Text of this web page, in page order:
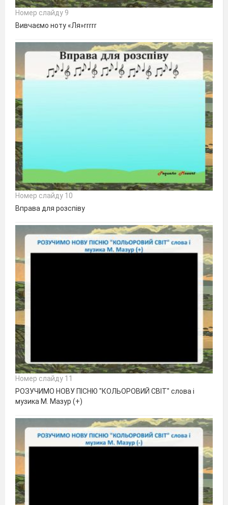
Номер слайду 9
Вивчаємо ноту «Ля»rrrrr
Номер слайду 10
Вправа для розспіву
Номер слайду 11
РОЗУЧИМО НОВУ ПІСНЮ "КОЛЬОРОВИЙ СВІТ" слова і
музика М. Мазур (+)